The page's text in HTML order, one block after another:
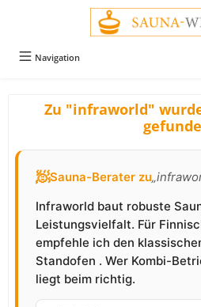
Navigation
Zu "infraworld"
🧖Sauna-Berater zu
Infraworld baut robuste
Leistungsvielfalt. Für
empfehle ich den
Standofen . Wer Kombi-
liegt beim richtig.